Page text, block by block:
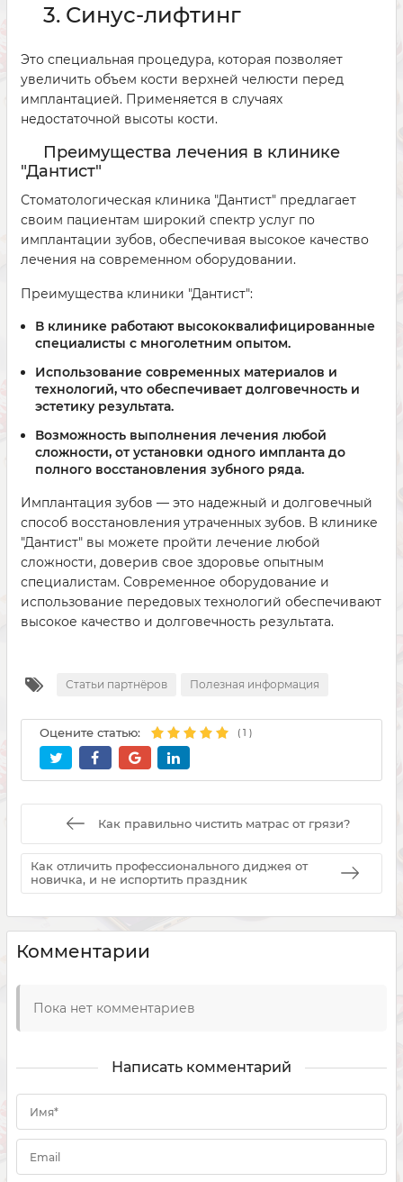
3. Синус-лифтинг
Это специальная процедура, которая позволяет
увеличить объем кости верхней челюсти перед
имплантацией. Применяется в случаях
недостаточной высоты кости.
Преимущества лечения в клинике
"Дантист"
Стоматологическая клиника "Дантист" предлагает
своим пациентам широкий спектр услуг по
имплантации зубов, обеспечивая высокое качество
лечения на современном оборудовании.
Преимущества клиники "Дантист":
В клинике работают высококвалифицированные
специалисты с многолетним опытом.
Использование современных материалов и
технологий, что обеспечивает долговечность и
эстетику результата.
Возможность выполнения лечения любой
сложности, от установки одного импланта до
полного восстановления зубного ряда.
Имплантация зубов — это надежный и долговечный
способ восстановления утраченных зубов. В клинике
"Дантист" вы можете пройти лечение любой
сложности, доверив свое здоровье опытным
специалистам. Современное оборудование и
использование передовых технологий обеспечивают
высокое качество и долговечность результата.
Статьи партнёров Полезная информация
Оцените статью: ( 1 )
Как правильно чистить матрас от грязи?
Как отличить профессионального диджея от
новичка, и не испортить праздник
Комментарии
Пока нет комментариев
Написать комментарий
Имя*
Email